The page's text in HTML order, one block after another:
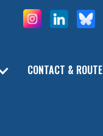
CONTACT & ROUTE